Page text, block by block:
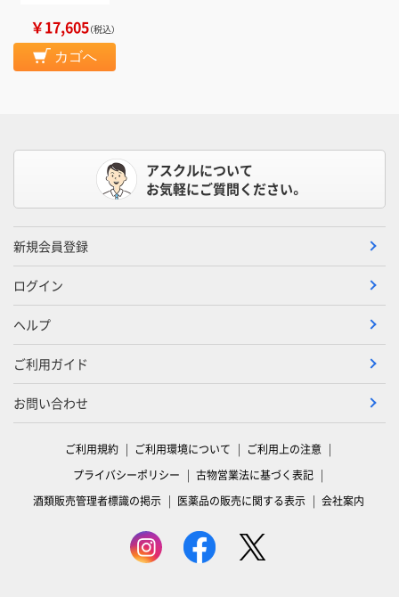
￥17,605（税込）
カゴへ
アスクルについて
お気軽にご質問ください。
新規会員登録
ログイン
ヘルプ
ご利用ガイド
お問い合わせ
ご利用規約 ご利用環境について
ご利用上の注意
プライバシーポリシー
古物営業法に基づく表記
酒類販売管理者標識の掲示
医薬品の販売に関する表示 会社案内